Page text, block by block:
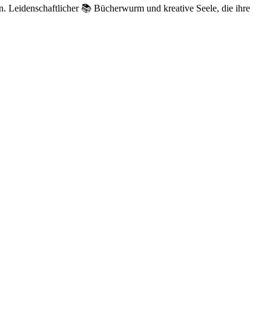
Leidenschaftlicher 📚 Bücherwurm und kreative Seele, die ihre